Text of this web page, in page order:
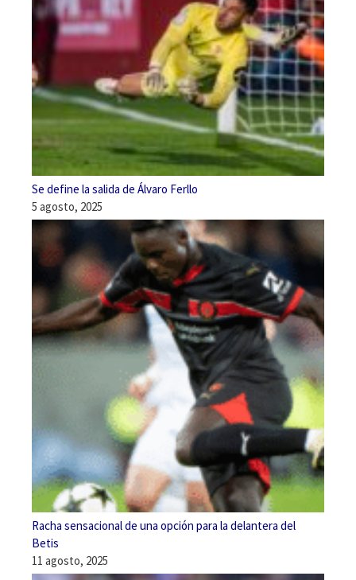
Se define la salida de Álvaro Ferllo
5 agosto, 2025
Racha sensacional de una opción para la delantera del
Betis
11 agosto, 2025